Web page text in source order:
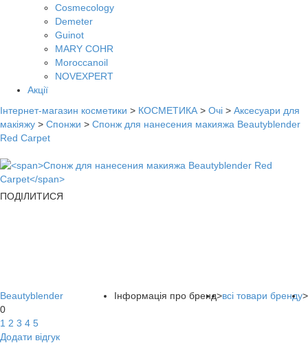
Cosmecology
Demeter
Guinot
MARY COHR
Moroccanoil
NOVEXPERT
Акції
Інтернет-магазин косметики > КОСМЕТИКА > Очі > Аксесуари для
макіяжу > Спонжи > Спонж для нанесения макияжа Beautyblender
Red Carpet
ПОДІЛИТИСЯ
Інформація про бренд>всі товари бренду>
Beautyblender
0
1 2 3 4 5
Додати відгук